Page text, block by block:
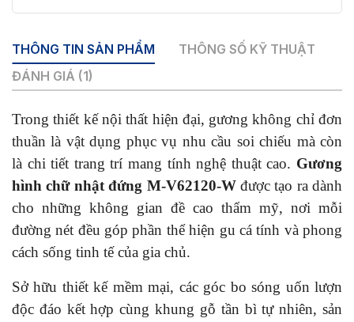
THÔNG TIN SẢN PHẨM
THÔNG SỐ KỸ THUẬT
ĐÁNH GIÁ (1)
Trong thiết kế nội thất hiện đại, gương không chỉ đơn
thuần là vật dụng phục vụ nhu cầu soi chiếu mà còn
là chi tiết trang trí mang tính nghệ thuật cao. Gương
hình chữ nhật đứng M-V62120-Wđược tạo ra dành
cho những không gian đề cao thẩm mỹ, nơi mỗi
đường nét đều góp phần thể hiện gu cá tính và phong
cách sống tinh tế của gia chủ.
Sở hữu thiết kế mềm mại, các góc bo sóng uốn lượn
độc đáo kết hợp cùng khung gỗ tần bì tự nhiên, sản